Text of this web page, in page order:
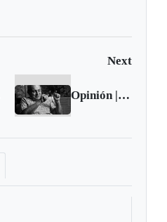
Next
Opinión | ¿Se hunde el buque Santos?